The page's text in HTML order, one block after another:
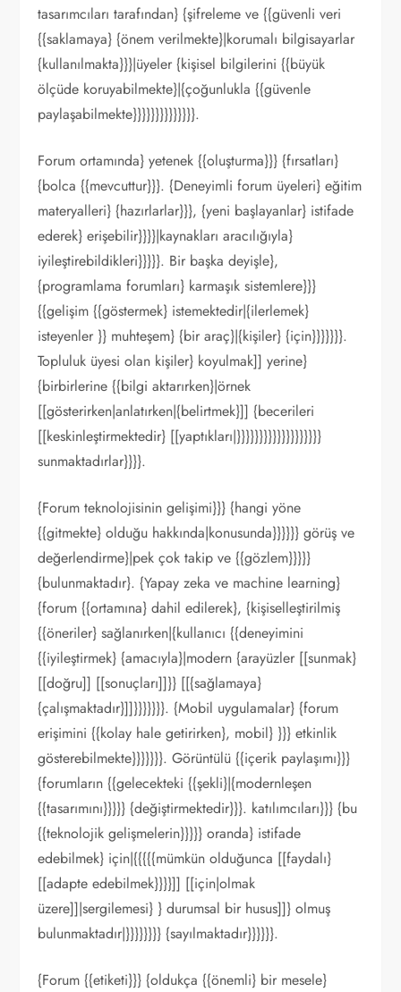
tasarımcıları tarafından} {şifreleme ve {{güvenli veri
{{saklamaya} {önem verilmekte}|korumalı bilgisayarlar
{kullanılmakta}}}|üyeler {kişisel bilgilerini {{büyük
ölçüde koruyabilmekte}|{çoğunlukla {{güvenle
paylaşabilmekte}}}}}}}}}}}}}}.
Forum ortamında} yetenek {{oluşturma}}} {fırsatları}
{bolca {{mevcuttur}}}. {Deneyimli forum üyeleri} eğitim
materyalleri} {hazırlarlar}}}, {yeni başlayanlar} istifade
ederek} erişebilir}}}}|kaynakları aracılığıyla}
iyileştirebildikleri}}}}}. Bir başka deyişle},
{programlama forumları} karmaşık sistemlere}}}
{{gelişim {{göstermek} istemektedir|{ilerlemek}
isteyenler }} muhteşem} {bir araç}|{kişiler} {için}}}}}}}.
Topluluk üyesi olan kişiler} koyulmak]] yerine}
{birbirlerine {{bilgi aktarırken}|örnek
[[gösterirken|anlatırken|{belirtmek}]] {becerileri
[[keskinleştirmektedir} [[yaptıkları|}}}}}}}}}}}}}}}}}}}
sunmaktadırlar}}}}.
{Forum teknolojisinin gelişimi}}} {hangi yöne
{{gitmekte} olduğu hakkında|konusunda}}}}}} görüş ve
değerlendirme}|pek çok takip ve {{gözlem}}}}}
{bulunmaktadır}. {Yapay zeka ve machine learning}
{forum {{ortamına} dahil edilerek}, {kişiselleştirilmiş
{{öneriler} sağlanırken|{kullanıcı {{deneyimini
{{iyileştirmek} {amacıyla}|modern {arayüzler [[sunmak}
[[doğru]] [[sonuçları]]}} [[{sağlamaya}
{çalışmaktadır}]]}}}}}}}. {Mobil uygulamalar} {forum
erişimini {{kolay hale getirirken}, mobil} }}} etkinlik
gösterebilmekte}}}}}}}. Görüntülü {{içerik paylaşımı}}}
{forumların {{gelecekteki {{şekli}|{modernleşen
{{tasarımını}}}}} {değiştirmektedir}}}. katılımcıları}}} {bu
{{teknolojik gelişmelerin}}}}} oranda} istifade
edebilmek} için|{{{{{mümkün olduğunca [[faydalı}
[[adapte edebilmek}}}}]] [[için|olmak
üzere]]|sergilemesi} } durumsal bir husus]]} olmuş
bulunmaktadır|}}}}}}}} {sayılmaktadır}}}}}}.
{Forum {{etiketi}}} {oldukça {{önemli} bir mesele}